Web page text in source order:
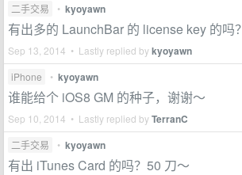
二手交易 • kyoyawn
有出多的 LaunchBar 的 license key 的吗？
Sep 13, 2014 • Lastly replied bykyoyawn
iPhone • kyoyawn
谁能给个 iOS8 GM 的种子，谢谢～
Sep 10, 2014 • Lastly replied byTerranC
二手交易 • kyoyawn
有出 iTunes Card 的吗？50 刀～